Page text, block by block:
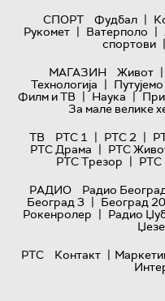
СПОРТ
Фудбал |
Рукомет | Ватерполо |
спортови |
МАГАЗИН
Живот |
Технологијa | Путујемо
Филм и ТВ | Наука |
За мале велике
ТВ
РТС 1 | РТС 2 |
РТС Драма | РТС
РТС Трезор | РТС
РАДИО
Радио
Београд 3 | Београд
Рокенролер | Радио
РТС
Контакт |